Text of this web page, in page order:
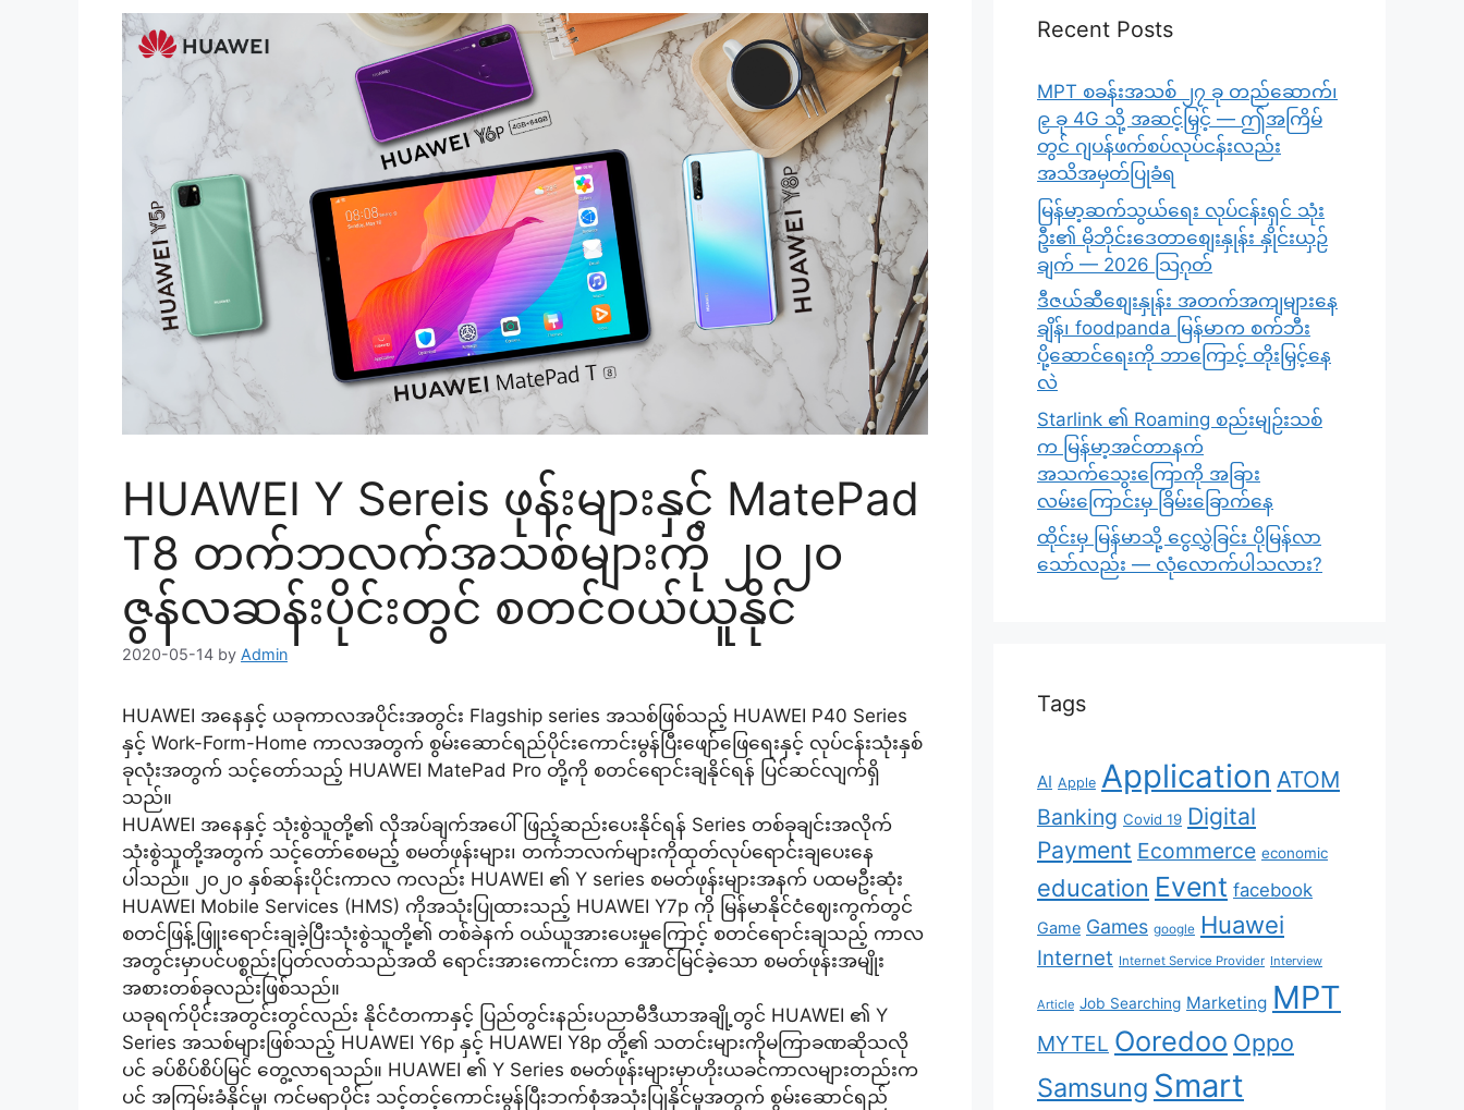
HUAWEI Y Sereis ဖုန်းများနှင့် MatePad
T8 တက်ဘလက်အသစ်များကို ၂၀၂၀
ဇွန်လဆန်းပိုင်းတွင် စတင်ဝယ်ယူနိုင်
2020-05-14 by Admin
HUAWEI အနေနှင့် ယခုကာလအပိုင်းအတွင်း Flagship series အသစ်ဖြစ်သည့် HUAWEI P40 Series
နှင့် Work-Form-Home ကာလအတွက် စွမ်းဆောင်ရည်ပိုင်းကောင်းမွန်ပြီးဖျော်ဖြေရေးနှင့် လုပ်ငန်းသုံးနှစ်
ခုလုံးအတွက် သင့်တော်သည့် HUAWEI MatePad Pro တို့ကို စတင်ရောင်းချနိုင်ရန် ပြင်ဆင်လျက်ရှိ
သည်။
HUAWEI အနေနှင့် သုံးစွဲသူတို့၏ လိုအပ်ချက်အပေါ်ဖြည့်ဆည်းပေးနိုင်ရန် Series တစ်ခုချင်းအလိုက်
သုံးစွဲသူတို့အတွက် သင့်တော်စေမည့် စမတ်ဖုန်းများ၊ တက်ဘလက်များကိုထုတ်လုပ်ရောင်းချပေးနေ
ပါသည်။ ၂၀၂၀ နှစ်ဆန်းပိုင်းကာလ ကလည်း HUAWEI ၏ Y series စမတ်ဖုန်းများအနက် ပထမဦးဆုံး
HUAWEI Mobile Services (HMS) ကိုအသုံးပြုထားသည့် HUAWEI Y7p ကို မြန်မာနိုင်ငံဈေးကွက်တွင်
စတင်ဖြန့်ဖြူးရောင်းချခဲ့ပြီးသုံးစွဲသူတို့၏ တစ်ခဲနက် ဝယ်ယူအားပေးမှုကြောင့် စတင်ရောင်းချသည့် ကာလ
အတွင်းမှာပင်ပစ္စည်းပြတ်လတ်သည်အထိ ရောင်းအားကောင်းကာ အောင်မြင်ခဲ့သော စမတ်ဖုန်းအမျိုး
အစားတစ်ခုလည်းဖြစ်သည်။
ယခုရက်ပိုင်းအတွင်းတွင်လည်း နိုင်ငံတကာနှင့် ပြည်တွင်းနည်းပညာမီဒီယာအချို့တွင် HUAWEI ၏ Y
Series အသစ်များဖြစ်သည့် HUAWEI Y6p နှင့် HUAWEI Y8p တို့၏ သတင်းများကိုမကြာခဏဆိုသလို
ပင် ခပ်စိပ်စိပ်မြင် တွေ့လာရသည်။ HUAWEI ၏ Y Series စမတ်ဖုန်းများမှာဟိုးယခင်ကာလများတည်းက
ပင် အကြမ်းခံနိုင်မှု၊ ကင်မရာပိုင်း သင့်တင့်ကောင်းမွန်ပြီးဘက်စုံအသုံးပြုနိုင်မှုအတွက် စွမ်းဆောင်ရည်
Recent Posts
MPT စခန်းအသစ် ၂၇ ခု တည်ဆောက်၊
၉ ခု 4G သို့ အဆင့်မြှင့် — ဤအကြိမ်
တွင် ဂျပန်ဖက်စပ်လုပ်ငန်းလည်း
အသိအမှတ်ပြုခံရ
မြန်မာ့ဆက်သွယ်ရေး လုပ်ငန်းရှင် သုံး
ဦး၏ မိုဘိုင်းဒေတာစျေးနှုန်း နှိုင်းယှဉ်
ချက် — 2026 သြဂုတ်
ဒီဇယ်ဆီစျေးနှုန်း အတက်အကျများနေ
ချိန်၊ foodpanda မြန်မာက စက်ဘီး
ပို့ဆောင်ရေးကို ဘာကြောင့် တိုးမြှင့်နေ
လဲ
Starlink ၏ Roaming စည်းမျဉ်းသစ်
က မြန်မာ့အင်တာနက်
အသက်သွေးကြောကို အခြား
လမ်းကြောင်းမှ ခြိမ်းခြောက်နေ
ထိုင်းမှ မြန်မာသို့ ငွေလွှဲခြင်း ပိုမြန်လာ
သော်လည်း — လုံလောက်ပါသလား?
Tags
AI Apple Application ATOM
Banking Covid 19 Digital
Payment Ecommerce economic
education Event facebook
Game Games google Huawei
Internet Internet Service Provider Interview
Article Job Searching Marketing MPT
MYTEL Ooredoo Oppo
Samsung Smart